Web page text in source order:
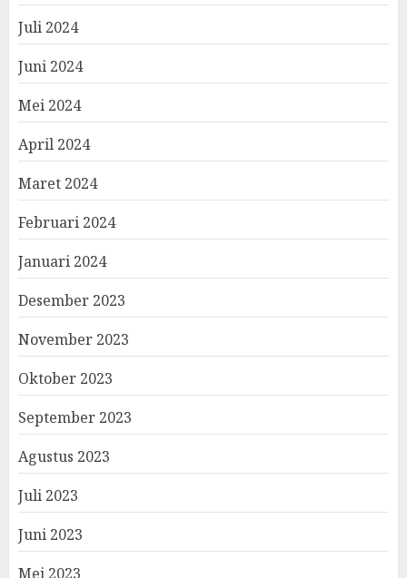
Juli 2024
Juni 2024
Mei 2024
April 2024
Maret 2024
Februari 2024
Januari 2024
Desember 2023
November 2023
Oktober 2023
September 2023
Agustus 2023
Juli 2023
Juni 2023
Mei 2023